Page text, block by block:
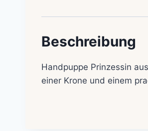
Beschreibung
Handpuppe Prinzessin
einer Krone und einem